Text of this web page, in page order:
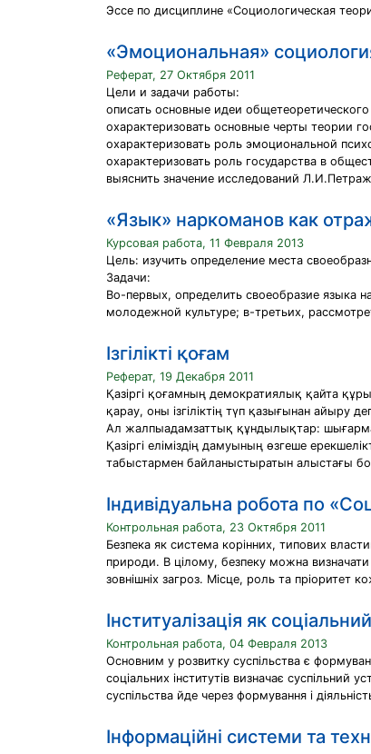
Эссе по дисциплине «Социологическая
«Эмоциональная»
Реферат, 27 Октября 2011
Цели и задачи работы:
описать основные идеи общетеоретического
охарактеризовать основные черты теории
охарактеризовать роль эмоциональной
охарактеризовать роль государства в
выяснить значение исследований
«Язык» наркоманов как
Курсовая работа, 11 Февраля 2013
Цель: изучить определение места
Задачи:
Во-первых, определить своеобразие языка
молодежной культуре; в-третьих,
Ізгілікті қоғам
Реферат, 19 Декабря 2011
Қазiргi қоғамның демократиялық қайта
қарау, оны iзгiлiктiң түп қазығынан айыру
Ал жалпыадамзаттық құндылықтар:
Қазiргi елiмiздiң дамуының өзгеше
табыстармен байланыстыратын алыстағы
Індивідуальна робота по
Контрольная работа, 23 Октября 2011
Безпека як система корінних, типових
природи. В цілому, безпеку можна визначати
зовнішніх загроз. Місце, роль та пріоритет
Інституалізація як
Контрольная работа, 04 Февраля 2013
Основним у розвитку суспільства є
соціальних інститутів визначає суспільний
суспільства йде через формування і
Інформаційні системи та